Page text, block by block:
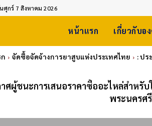
ศุกร์ 7 สิงหาคม 2026
หน้าแรก เกี่ยวกับอ
จัดซื้อจัดจ้างการยาสูบแห่งประเทศไทย : ปร
ศผู้ชนะการเสนอราคาซื้ออะไหล่สำหรั
พระนครศ